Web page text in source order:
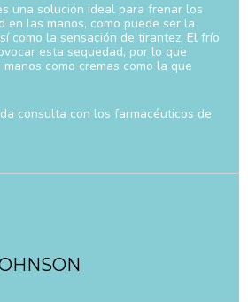
una solución ideal para frenar los
en las manos, como puede ser la
como la sensación de tirantez. El frío
esta sequedad, por lo que
como cremas como la que
consulta con los farmacéuticos de